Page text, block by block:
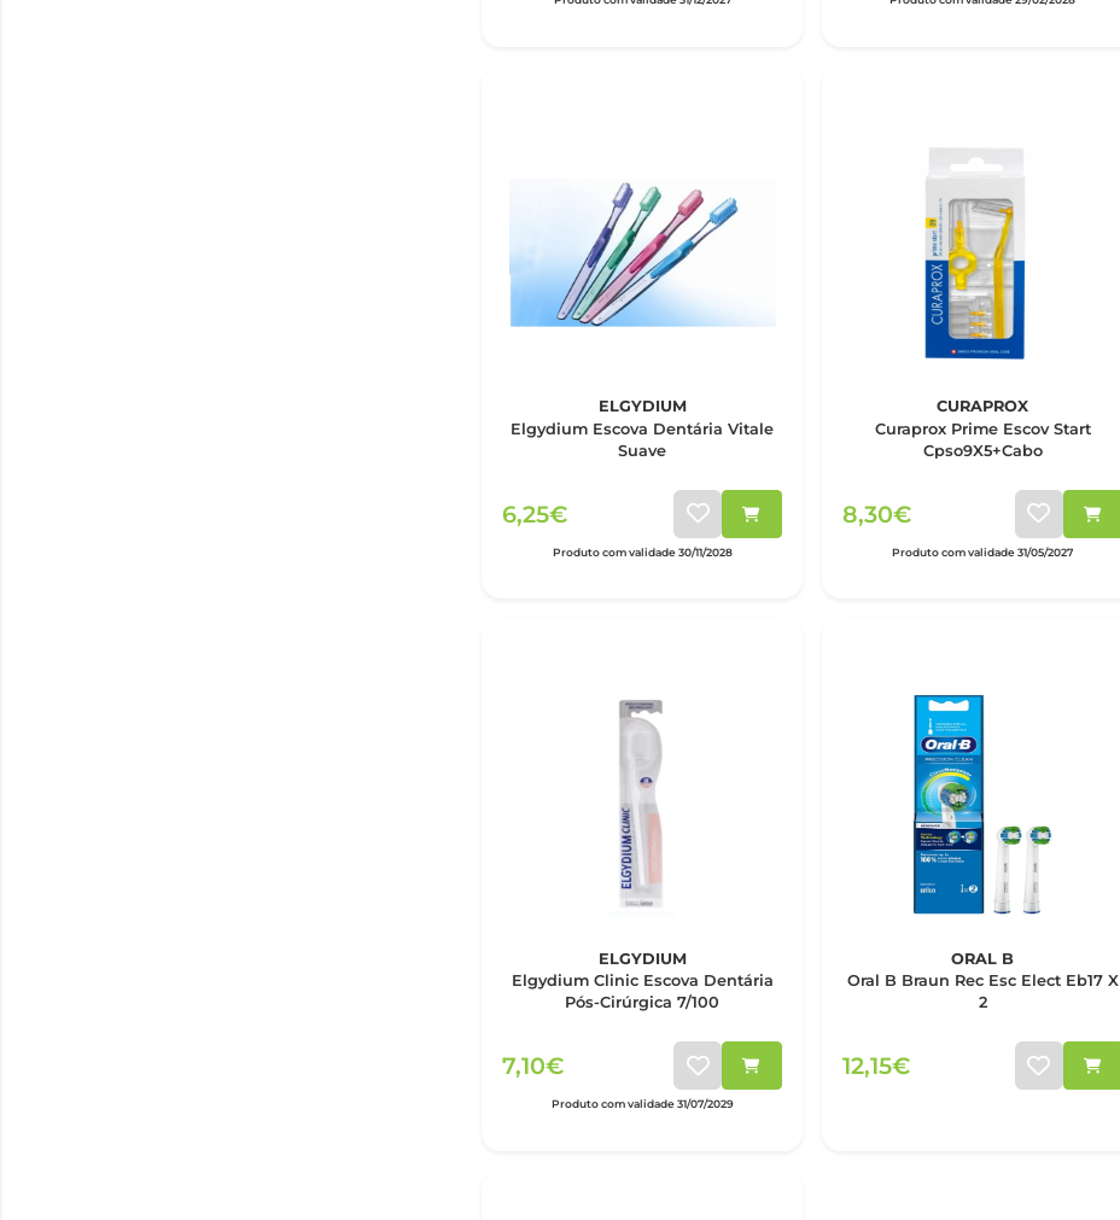
ELGYDIUM
Elgydium Escova Dentária Vitale
Suave
6,25€
Produto com validade 30/11/2028
CURAPROX
Curaprox Prime Escov Start
Cpso9X5+Cabo
8,30€
Produto com validade 31/05/2027
ELGYDIUM
Elgydium Clinic Escova Dentária
Pós-Cirúrgica 7/100
7,10€
Produto com validade 31/07/2029
ORAL B
Oral B Braun Rec Esc Elect Eb17 X
2
12,15€